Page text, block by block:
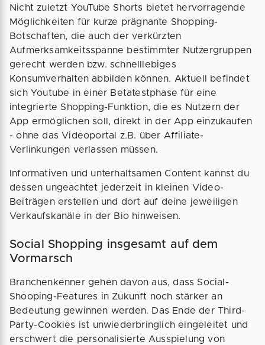
Nicht zuletzt YouTube Shorts bietet hervorragende
Möglichkeiten für kurze prägnante Shopping-
Botschaften, die auch der verkürzten
Aufmerksamkeitsspanne bestimmter Nutzergruppen
gerecht werden bzw. schnelllebiges
Konsumverhalten abbilden können. Aktuell befindet
sich Youtube in einer Betatestphase für eine
integrierte Shopping-Funktion, die es Nutzern der
App ermöglichen soll, direkt in der App einzukaufen
- ohne das Videoportal z.B. über Affiliate-
Verlinkungen verlassen müssen.
Informativen und unterhaltsamen Content kannst du
dessen ungeachtet jederzeit in kleinen Video-
Beiträgen erstellen und dort auf deine jeweiligen
Verkaufskanäle in der Bio hinweisen.
Social Shopping insgesamt auf dem
Vormarsch
Branchenkenner gehen davon aus, dass Social-
Shooping-Features in Zukunft noch stärker an
Bedeutung gewinnen werden. Das Ende der Third-
Party-Cookies ist unwiederbringlich eingeleitet und
erschwert die personalisierte Ausspielung von